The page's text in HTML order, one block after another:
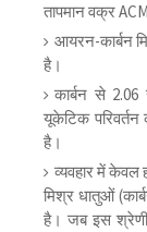
तापमान वक्र
आयरन-कार्बन
है।
कार्बन से
यूकेटिक
है।
व्यवहार में केवल
मिश्र धातुओं
है। जब इस श्रेणी